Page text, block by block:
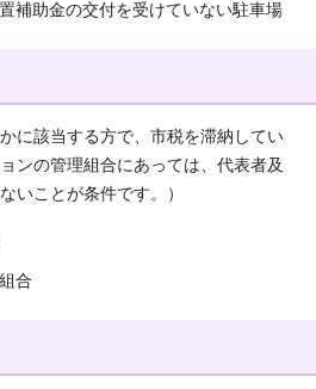
補助金の交付を受けていない駐車場
に該当する方で、市税を滞納してい
ンの管理組合にあっては、代表者及
いことが条件です。）
合